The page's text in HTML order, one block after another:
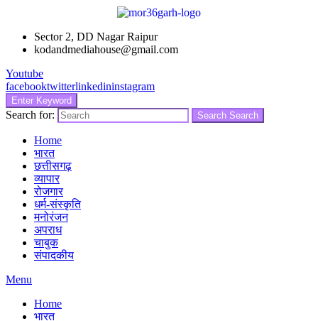
Sector 2, DD Nagar Raipur
kodandmediahouse@gmail.com
Youtube
facebooktwitterlinkedininstagram
Enter Keyword
Search for: Search Search
Home
भारत
छत्तीसगढ़
व्यापार
रोजगार
धर्म-संस्कृति
मनोरंजन
अपराध
चाबुक
संपादकीय
Menu
Home
भारत